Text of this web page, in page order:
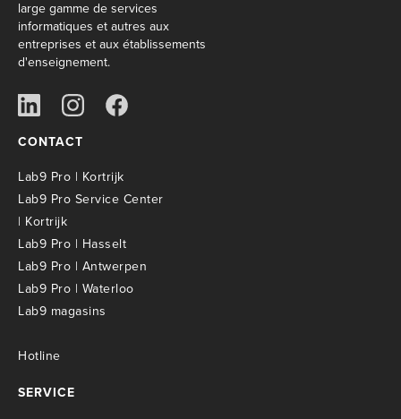
large gamme de services
informatiques et autres aux
entreprises et aux établissements
d'enseignement.
CONTACT
Lab9 Pro | Kortrijk
Lab9 Pro Service Center
| Kortrijk
Lab9 Pro | Hasselt
Lab9 Pro | Antwerpen
Lab9 Pro | Waterloo
Lab9 magasins
Hotline
SERVICE